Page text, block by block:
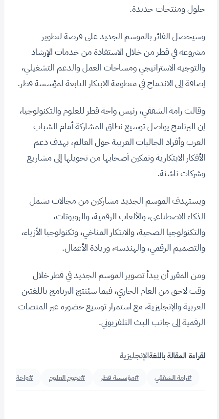
حلول ومنتجات جديدة.
وسيحصل الفائز بالموسم الجديد على فرصة لتطوير
مشروعه في قطر من خلال الاستفادة من خدمات الإرشاد
والتوجيه الاستراتيجي ومساحات العمل والدعم التشغيلي،
إضافة إلى الاندماج في منظومة الابتكار التابعة لمؤسسة قطر.
وقالت رامة الشققي، رئيس واحة قطر للعلوم والتكنولوجيا،
إن البرنامج يواصل توسيع نطاق المشاركة أمام الشباب
العرب وأفراد الجاليات العربية حول العالم، بهدف دعم
الأفكار الابتكارية وتمكين أصحابها من تحويلها إلى مشاريع
وشركات ناشئة.
ويستهدف الموسم الجديد مشاركين من مجالات تشمل
الذكاء الاصطناعي، والألعاب الرقمية، والروبوتات،
والتكنولوجيا الصحية، والابتكار المناخي، وتكنولوجيا الأزياء،
والتصميم الرقمي، والهندسة، وريادة الأعمال.
ومن المقرر أن يبدأ تصوير الموسم الجديد في قطر خلال
وقت لاحق من العام الجاري، فيما سيُنتج البرنامج باللغتين
العربية والإنجليزية، مع استمرار توسيع حضوره عبر المنصات
الرقمية إلى جانب البث التلفزيوني.
لقراءة المقالة باللغةالإنجليزية
#رامة الشققي #مؤسسة قطر #نجوم العلوم #واحة قطر